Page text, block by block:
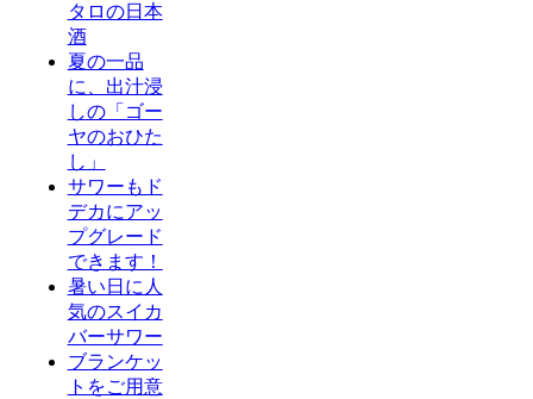
タロの日本
酒
夏の一品
に、出汁浸
しの「ゴー
ヤのおひた
し」
サワーもド
デカにアッ
プグレード
できます！
暑い日に人
気のスイカ
バーサワー
ブランケッ
トをご用意